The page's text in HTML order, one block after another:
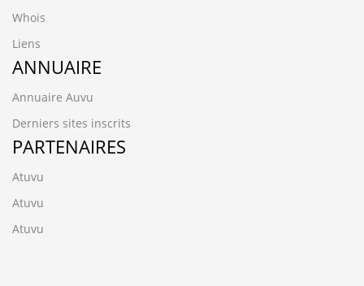
Whois
Liens
ANNUAIRE
Annuaire Auvu
Derniers sites inscrits
PARTENAIRES
Atuvu
Atuvu
Atuvu